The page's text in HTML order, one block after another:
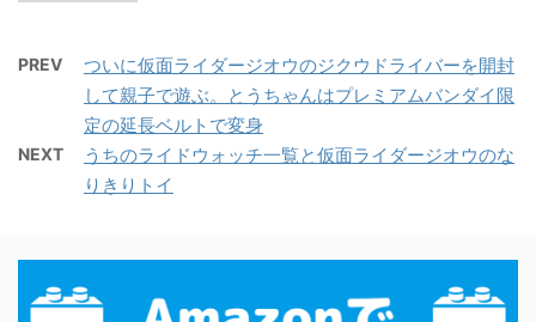
PREV
ついに仮面ライダージオウのジクウドライバーを開封
して親子で遊ぶ。とうちゃんはプレミアムバンダイ限
定の延長ベルトで変身
NEXT
うちのライドウォッチ一覧と仮面ライダージオウのな
りきりトイ